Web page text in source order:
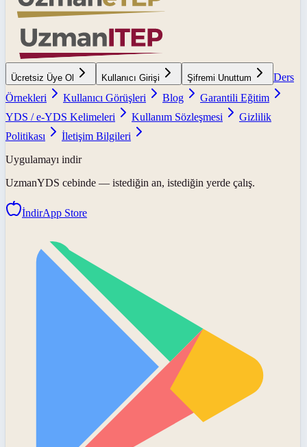
Ücretsiz Üye Ol Kullanıcı Girişi Şifremi Unuttum
Ders
Örnekleri
Kullanıcı Görüşleri Blog
Garantili Eğitim
YDS / e-YDS Kelimeleri
Kullanım Sözleşmesi
Gizlilik
Politikası
İletişim Bilgileri
Uygulamayı indir
UzmanYDS cebinde — istediğin an, istediğin yerde çalış.
İndirApp Store